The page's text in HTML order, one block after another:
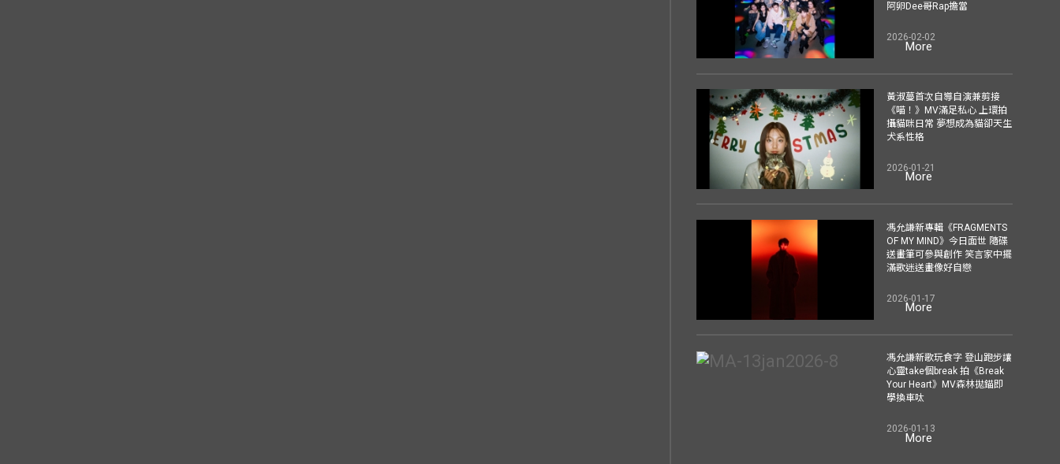
阿卵Dee哥Rap擔當
2026-02-02
More
黃淑蔓首次自導自演兼剪接
《喵！》MV滿足私心 上環拍
攝貓咪日常 夢想成為貓卻天生
犬系性格
2026-01-21
More
馮允謙新專輯《FRAGMENTS
OF MY MIND》今日面世 隨碟
送畫筆可參與創作 笑言家中擺
滿歌迷送畫像好自戀
2026-01-17
More
馮允謙新歌玩食字 登山跑步讓
心靈take個break 拍《Break
Your Heart》MV森林拋錨即
學換車呔
2026-01-13
More